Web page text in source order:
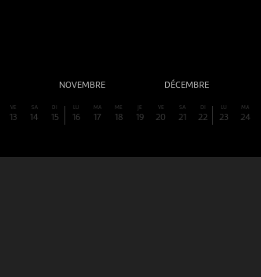
NOVEMBRE DÉCEMBRE
VE
13
SA
14
DI
15
LU
16
MA
17
ME
18
JE
19
VE
20
SA
21
DI
22
LU
23
MA
24